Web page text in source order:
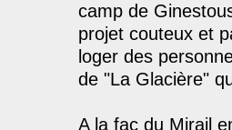
camp de
projet couteux et
loger des
de "La Glacière"
A la fac du Mirail